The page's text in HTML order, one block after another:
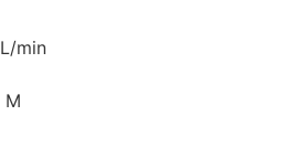
min
M